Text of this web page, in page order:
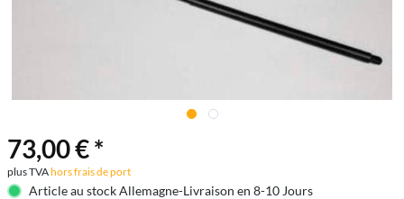
73,00 € *
plus TVAhors frais de port
Article au stock Allemagne-Livraison en 8-10 Jours